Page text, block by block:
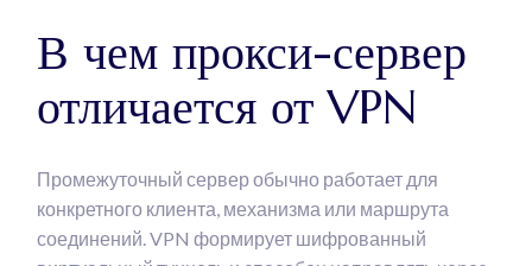
В чем прокси-сервер
отличается от VPN
Промежуточный сервер обычно работает для
конкретного клиента, механизма или маршрута
соединений. VPN формирует шифрованный